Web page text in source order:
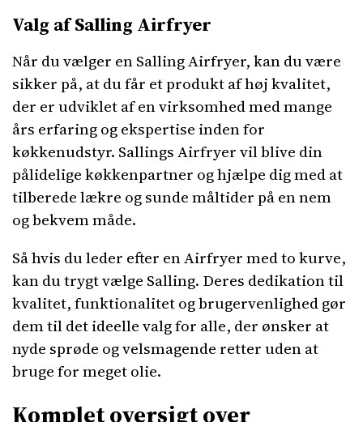
Valg af Salling Airfryer
Når du vælger en Salling Airfryer, kan du være
sikker på, at du får et produkt af høj kvalitet,
der er udviklet af en virksomhed med mange
års erfaring og ekspertise inden for
køkkenudstyr. Sallings Airfryer vil blive din
pålidelige køkkenpartner og hjælpe dig med at
tilberede lækre og sunde måltider på en nem
og bekvem måde.
Så hvis du leder efter en Airfryer med to kurve,
kan du trygt vælge Salling. Deres dedikation til
kvalitet, funktionalitet og brugervenlighed gør
dem til det ideelle valg for alle, der ønsker at
nyde sprøde og velsmagende retter uden at
bruge for meget olie.
Komplet oversigt over